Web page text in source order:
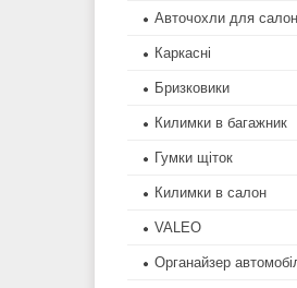
Авточохли для
Каркасні
Бризковики
Килимки в багажник
Гумки щіток
Килимки в салон
VALEO
Органайзер